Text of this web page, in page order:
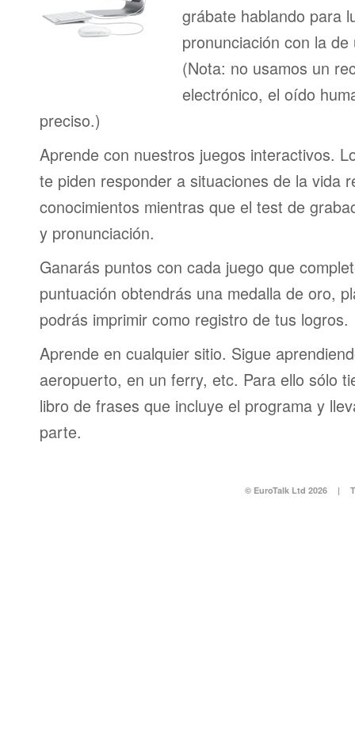
grábate hablando para
pronunciación con la
(Nota: no usamos un
electrónico, el oído
preciso.)
Aprende con nuestros juegos interactivos.
te piden responder a situaciones de la vida
conocimientos mientras que el test de
y pronunciación.
Ganarás puntos con cada juego que
puntuación obtendrás una medalla de oro,
podrás imprimir como registro de tus logros.
Aprende en cualquier sitio. Sigue
aeropuerto, en un ferry, etc. Para ello sólo
libro de frases que incluye el programa y
parte.
© EuroTalk Ltd 2026 |